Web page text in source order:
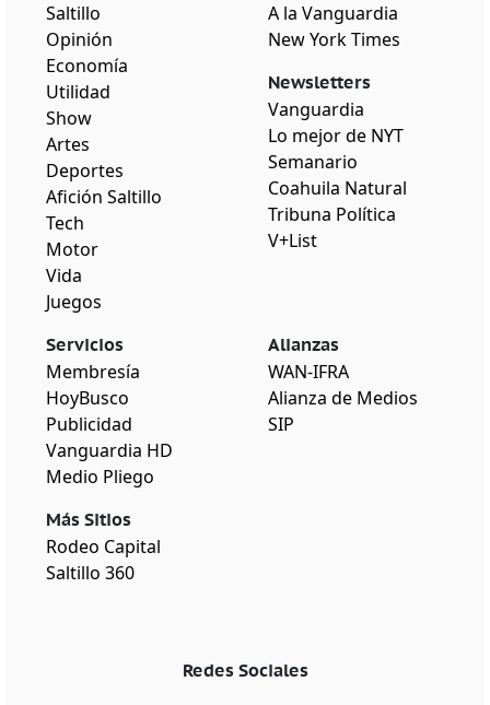
Saltillo
Opinión
Economía
Utilidad
Show
Artes
Deportes
Afición Saltillo
Tech
Motor
Vida
Juegos
A la Vanguardia
New York Times
Newsletters
Vanguardia
Lo mejor de NYT
Semanario
Coahuila Natural
Tribuna Política
V+List
Servicios
Membresía
HoyBusco
Publicidad
Vanguardia HD
Medio Pliego
Más Sitios
Rodeo Capital
Saltillo 360
Alianzas
WAN-IFRA
Alianza de Medios
SIP
Redes Sociales